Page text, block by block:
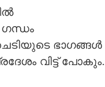
ഭാഗങ്ങൾ
വിട്ട് പോകും.